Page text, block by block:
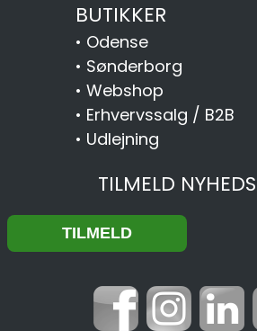
BUTIKKER
• Odense
• Sønderborg
• Webshop
• Erhvervssalg / B2B
• Udlejning
TILMELD